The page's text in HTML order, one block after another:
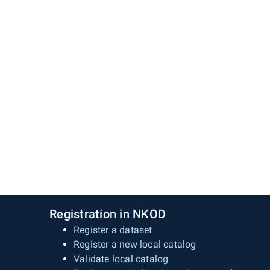
Registration in NKOD
Register a dataset
Register a new local catalog
Validate local catalog